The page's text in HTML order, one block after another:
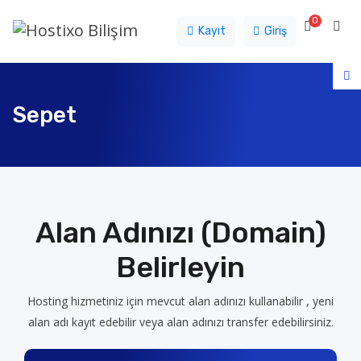
Kayıt Giriş
0Sepet
Sepet
Alan Adınızı (Domain)
Belirleyin
Hosting hizmetiniz için mevcut alan adınızı kullanabilir , yeni
alan adı kayıt edebilir veya alan adınızı transfer edebilirsiniz.